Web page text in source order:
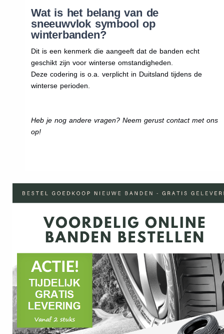
Wat is het belang van de
sneeuwvlok symbool op
winterbanden?
Dit is een kenmerk die aangeeft dat de banden echt
geschikt zijn voor winterse omstandigheden.
Deze codering is o.a. verplicht in Duitsland tijdens de
winterse perioden.
Heb je nog andere vragen? Neem gerust contact met ons
op!